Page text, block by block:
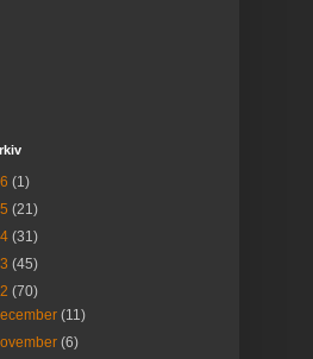
(1)
(21)
(31)
(45)
(70)
(11)
(6)